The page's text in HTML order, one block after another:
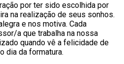
por ter sido escolhida por
na realização de seus sonhos.
e nos motiva. Cada
a que trabalha na nossa
quando vê a felicidade de
dia da formatura.